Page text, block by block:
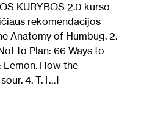
KŪRYBOS 2.0 kurso
rekomendacijos
Anatomy of Humbug. 2.
to Plan: 66 Ways to
Lemon. How the
4. T. […]